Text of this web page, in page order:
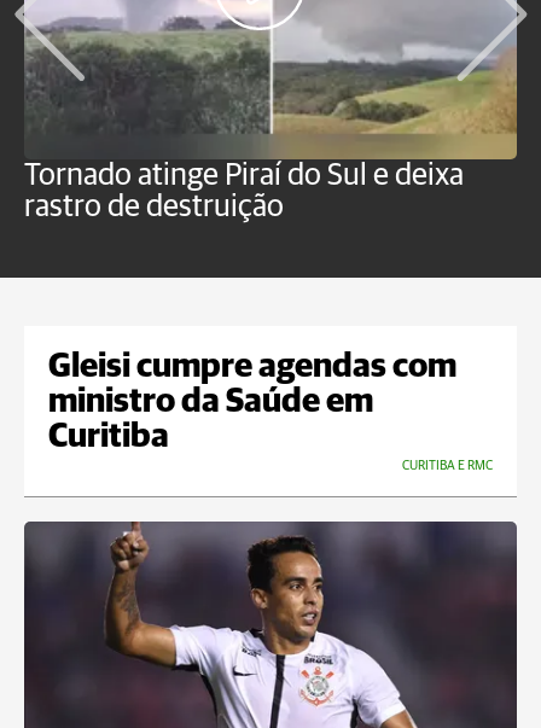
Tornado atinge Piraí do Sul e deixa
rastro de destruição
Gleisi cumpre agendas com
ministro da Saúde em
Curitiba
CURITIBA E RMC